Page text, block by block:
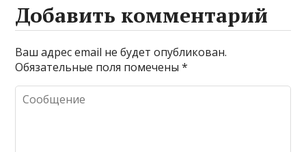
Добавить комментарий
Ваш адрес email не будет опубликован.
Обязательные поля помечены*